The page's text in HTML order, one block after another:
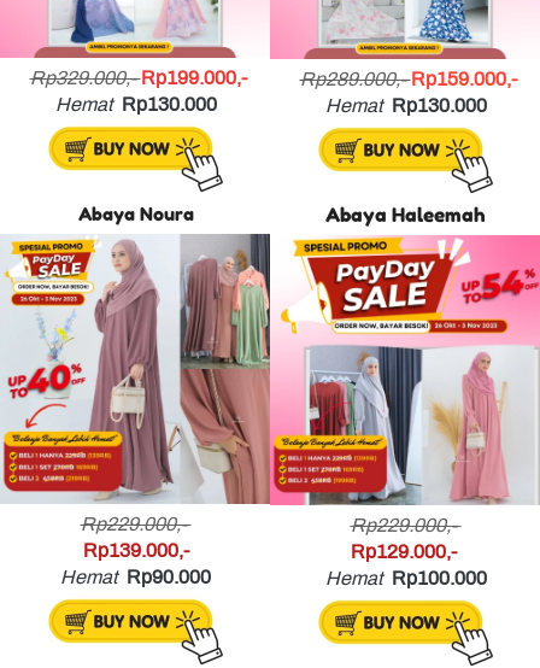
Rp329.000,- Rp199.000,-
Hemat Rp130.000
Rp289.000,- Rp159.000,-
Hemat Rp130.000
Abaya Noura
Rp229.000,-
Rp139.000,-
Hemat Rp90.000
Abaya Haleemah
Rp229.000,-
Rp129.000,-
Hemat Rp100.000